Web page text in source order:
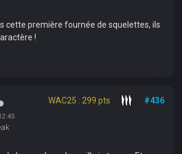
cette première fournée de squelettes, ils
!
WAC25 : 299 pts #436